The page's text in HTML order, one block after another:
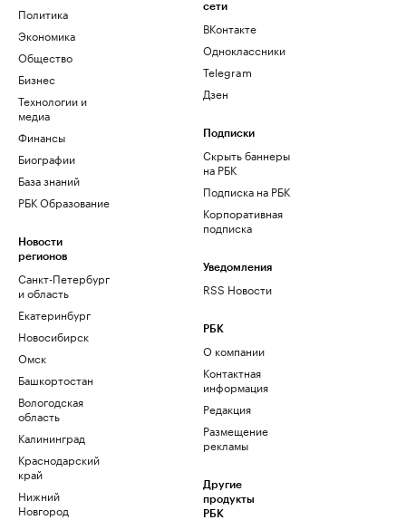
Политика
Экономика
Общество
Бизнес
Технологии и
медиа
Финансы
Биографии
База знаний
РБК Образование
Новости
регионов
Санкт-Петербург
и область
Екатеринбург
Новосибирск
Омск
Башкортостан
Вологодская
область
Калининград
Краснодарский
край
Нижний
Новгород
сети
ВКонтакте
Одноклассники
Telegram
Дзен
Подписки
Скрыть баннеры
на РБК
Подписка на РБК
Корпоративная
подписка
Уведомления
RSS Новости
РБК
О компании
Контактная
информация
Редакция
Размещение
рекламы
Другие
продукты
РБК